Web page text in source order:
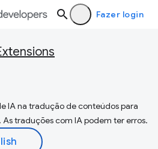
Fazer login
IA na tradução de conteúdos para
traduções com IA podem ter erros.